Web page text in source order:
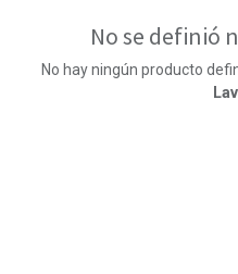
No se definió
No hay ningún producto